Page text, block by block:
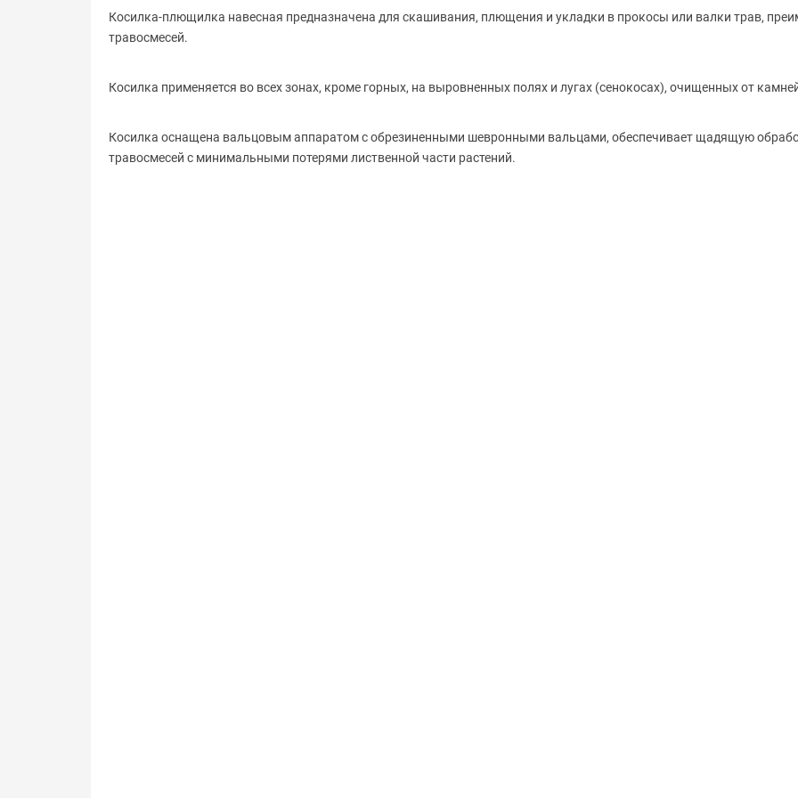
Косилка-плющилка навесная предназначена для скашивания, плющения и укладки в прокосы или валки трав,
травосмесей.
Косилка применяется во всех зонах, кроме горных, на выровненных полях и лугах (сенокосах), очищенных от
Косилка оснащена вальцовым аппаратом с обрезиненными шевронными вальцами, обеспечивает щадящую
травосмесей с минимальными потерями лиственной части растений.